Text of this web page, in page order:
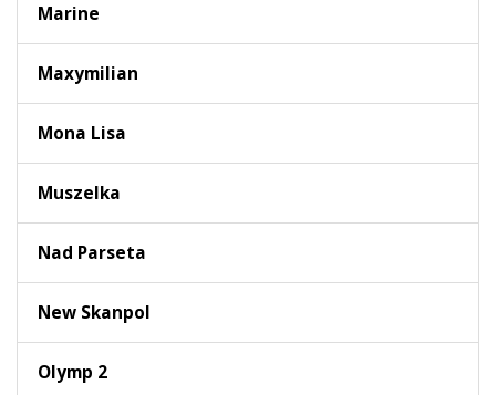
Marine
Maxymilian
Mona Lisa
Muszelka
Nad Parseta
New Skanpol
Olymp 2